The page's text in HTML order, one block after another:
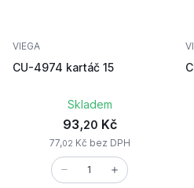
VIEGA
CU-4974 kartáč 15
Skladem
93,20 Kč
77,02 Kč bez DPH